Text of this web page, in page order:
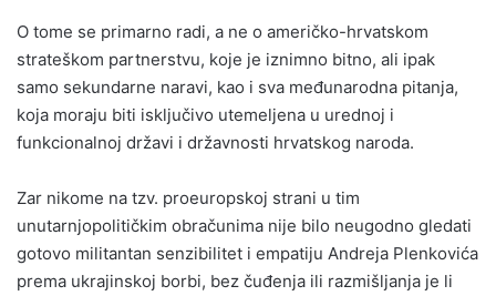
O tome se primarno radi, a ne o američko-hrvatskom
strateškom partnerstvu, koje je iznimno bitno, ali ipak
samo sekundarne naravi, kao i sva međunarodna pitanja,
koja moraju biti isključivo utemeljena u urednoj i
funkcionalnoj državi i državnosti hrvatskog naroda.
Zar nikome na tzv. proeuropskoj strani u tim
unutarnjopolitičkim obračunima nije bilo neugodno gledati
gotovo militantan senzibilitet i empatiju Andreja Plenkovića
prema ukrajinskoj borbi, bez čuđenja ili razmišljanja je li